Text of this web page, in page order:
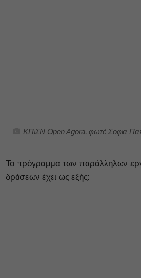
ΚΠΙΣΝ Open Agora, φωτό Σοφία
Το πρόγραμμα των παράλληλων
δράσεων έχει ως εξής: